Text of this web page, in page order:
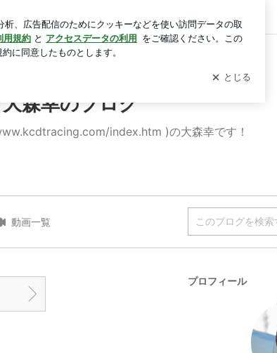
ログイン
森幸のブログ
index.htm )の大森幸です！
動画一覧
プロフィール